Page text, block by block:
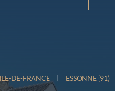
ILE-DE-FRANCE ESSONNE (91)